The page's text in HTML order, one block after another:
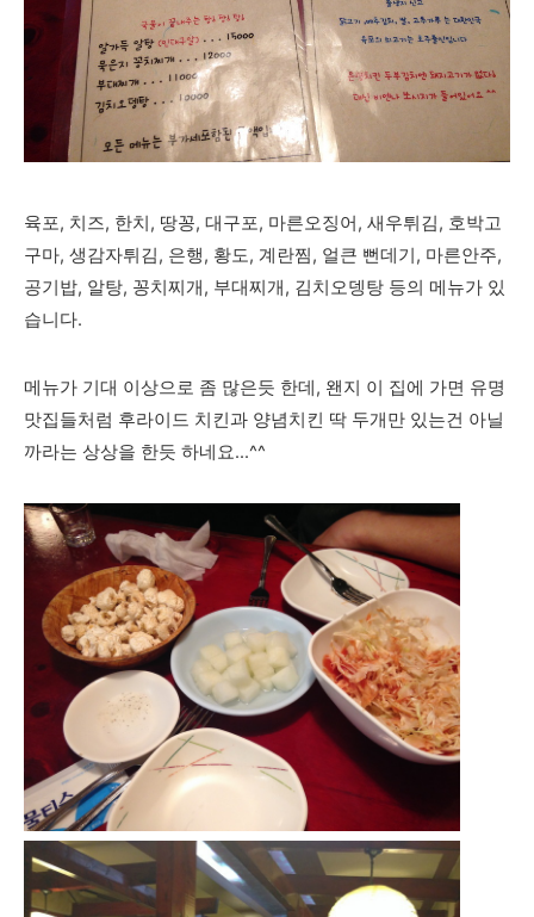
육포, 치즈, 한치, 땅꽁, 대구포, 마른오징어, 새우튀김, 호박고
구마, 생감자튀김, 은행, 황도, 계란찜, 얼큰 뻔데기, 마른안주,
공기밥, 알탕, 꽁치찌개, 부대찌개, 김치오뎅탕 등의 메뉴가 있
습니다.
메뉴가 기대 이상으로 좀 많은듯 한데, 왠지 이 집에 가면 유명
맛집들처럼 후라이드 치킨과 양념치킨 딱 두개만 있는건 아닐
까라는 상상을 한듯 하네요...^^